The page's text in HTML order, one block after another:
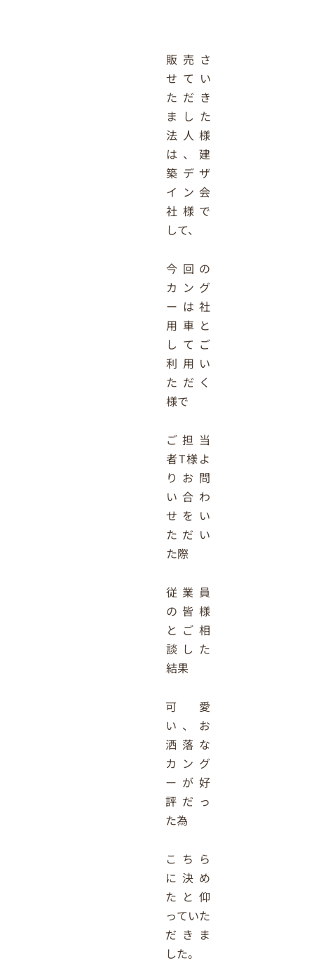
販売さ
せてい
ただき
ました
法人様
は、建
築デザ
イン会
社様で
して、
今回の
カング
ーは社
用車と
してご
利用い
ただく
様で
ご担当
者T様よ
りお問
い合わ
せをい
ただい
た際
従業員
の皆様
とご相
談した
結果
可愛
い、お
洒落な
カング
ーが好
評だっ
た為
こちら
に決め
たと仰
っていた
だきま
した。